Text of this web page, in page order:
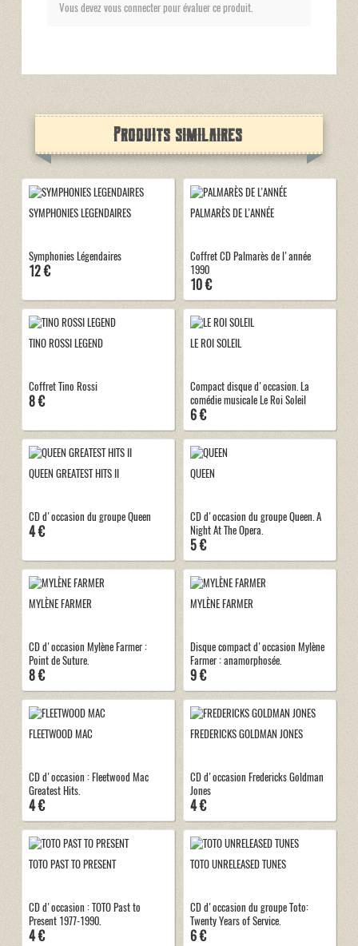
Vous devez vous connecter pour évaluer ce produit.
Produits similaires
SYMPHONIES LEGENDAIRES
Symphonies Légendaires
12 €
PALMARÈS DE L’ANNÉE
Coffret CD Palmarès de l'année
1990
10 €
TINO ROSSI LEGEND
Coffret Tino Rossi
8 €
LE ROI SOLEIL
Compact disque d'occasion. La
comédie musicale Le Roi Soleil
6 €
QUEEN GREATEST HITS II
CD d'occasion du groupe Queen
4 €
QUEEN
CD d'occasion du groupe Queen. A
Night At The Opera.
5 €
MYLÈNE FARMER
CD d'occasion Mylène Farmer :
Point de Suture.
8 €
MYLÈNE FARMER
Disque compact d'occasion Mylène
Farmer : anamorphosée.
9 €
FLEETWOOD MAC
CD d'occasion : Fleetwood Mac
Greatest Hits.
4 €
FREDERICKS GOLDMAN JONES
CD d'occasion Fredericks Goldman
Jones
4 €
TOTO PAST TO PRESENT
CD d'occasion : TOTO Past to
Present 1977-1990.
4 €
TOTO UNRELEASED TUNES
CD d'occasion du groupe Toto:
Twenty Years of Service.
6 €